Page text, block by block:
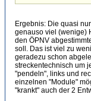
Ergebnis: Die quasi
genauso viel (wenige)
den ÖPNV
soll. Das ist viel zu
geradezu schon
streckentechnisch um
"pendeln", links und
einzelnen "Module"
"krankt" auch der 2